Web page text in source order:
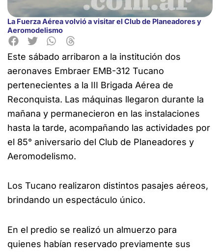
La Fuerza Aérea volvió a visitar el Club de Planeadores y
Aeromodelismo
Este sábado arribaron a la institución dos
aeronaves Embraer EMB-312 Tucano
pertenecientes a la III Brigada Aérea de
Reconquista. Las máquinas llegaron durante la
mañana y permanecieron en las instalaciones
hasta la tarde, acompañando las actividades por
el 85° aniversario del Club de Planeadores y
Aeromodelismo.
Los Tucano realizaron distintos pasajes aéreos,
brindando un espectáculo único.
En el predio se realizó un almuerzo para
quienes habían reservado previamente sus